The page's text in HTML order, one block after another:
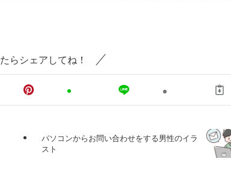
らシェアしてね！
パソコンからお問い合わせをする男性のイラ
スト